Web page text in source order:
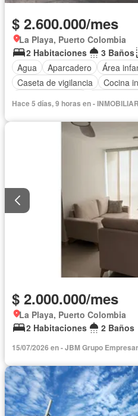
$ 2.600.000/mes
La Playa, Puerto Colombia
2 Habitaciones
3 Baños
Agua
Aparcadero Área
Caseta de vigilancia
Cocina
Hace 5 días, 9 horas en -
$ 2.000.000/mes
La Playa, Puerto Colombia
2 Habitaciones
2 Baños
15/07/2026 en - JBM Grupo